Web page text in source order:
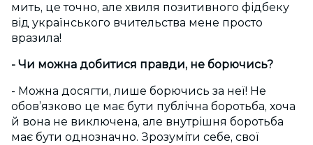
мить, це точно, але хвиля позитивного фідбеку
від українського вчительства мене просто
вразила!
- Чи можна добитися правди, не борючись?
- Можна досягти, лише борючись за неї! Не
обов’язково це має бути публічна боротьба, хоча
й вона не виключена, але внутрішня боротьба
має бути однозначно. Зрозуміти себе, свої